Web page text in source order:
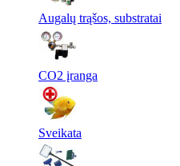
Augalų trąšos, substratai
CO2 įranga
Sveikata